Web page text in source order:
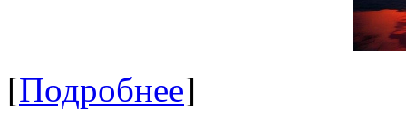
[Подробнее]